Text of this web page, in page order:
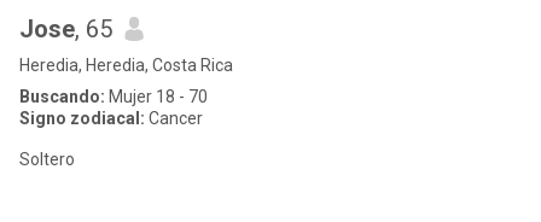
Jose, 65
Heredia, Heredia, Costa Rica
Buscando: Mujer 18 - 70
Signo zodiacal: Cancer
Soltero